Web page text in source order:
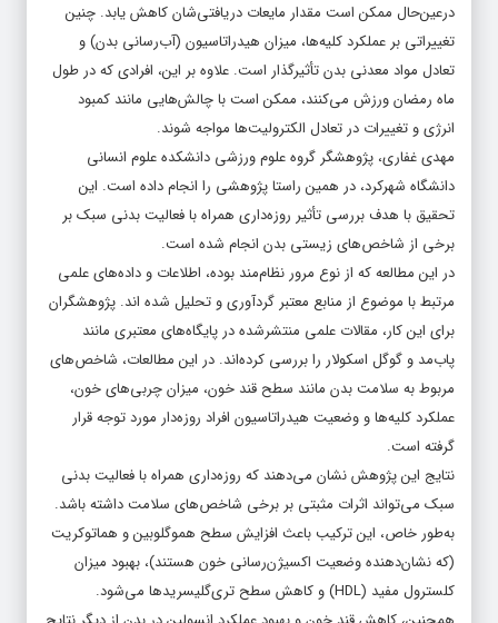
درعین‌حال ممکن است مقدار مایعات دریافتی‌شان کاهش یابد. چنین
تغییراتی بر عملکرد کلیه‌ها، میزان هیدراتاسیون (آب‌رسانی بدن) و
تعادل مواد معدنی بدن تأثیرگذار است. علاوه بر این، افرادی که در طول
ماه رمضان ورزش می‌کنند، ممکن است با چالش‌هایی مانند کمبود
انرژی و تغییرات در تعادل الکترولیت‌ها مواجه شوند.
مهدی غفاری، پژوهشگر گروه علوم ورزشی دانشکده علوم انسانی
دانشگاه شهرکرد، در همین راستا پژوهشی را انجام داده است. این
تحقیق با هدف بررسی تأثیر روزه‌داری همراه با فعالیت بدنی سبک بر
برخی از شاخص‌های زیستی بدن انجام شده است.
در این مطالعه که از نوع مرور نظام‌مند بوده، اطلاعات و داده‌های علمی
مرتبط با موضوع از منابع معتبر گردآوری و تحلیل شده اند. پژوهشگران
برای این کار، مقالات علمی منتشرشده در پایگاه‌های معتبری مانند
پاب‌مد و گوگل اسکولار را بررسی کرده‌اند. در این مطالعات، شاخص‌های
مربوط به سلامت بدن مانند سطح قند خون، میزان چربی‌های خون،
عملکرد کلیه‌ها و وضعیت هیدراتاسیون افراد روزه‌دار مورد توجه قرار
گرفته است.
نتایج این پژوهش نشان می‌دهند که روزه‌داری همراه با فعالیت بدنی
سبک می‌تواند اثرات مثبتی بر برخی شاخص‌های سلامت داشته باشد.
به‌طور خاص، این ترکیب باعث افزایش سطح هموگلوبین و هماتوکریت
(که نشان‌دهنده وضعیت اکسیژن‌رسانی خون هستند)، بهبود میزان
کلسترول مفید (HDL) و کاهش سطح تری‌گلیسریدها می‌شود.